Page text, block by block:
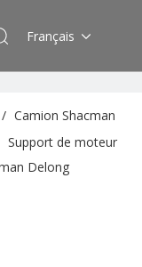
Français
/ Camion Shacman
Support de moteur
Delong